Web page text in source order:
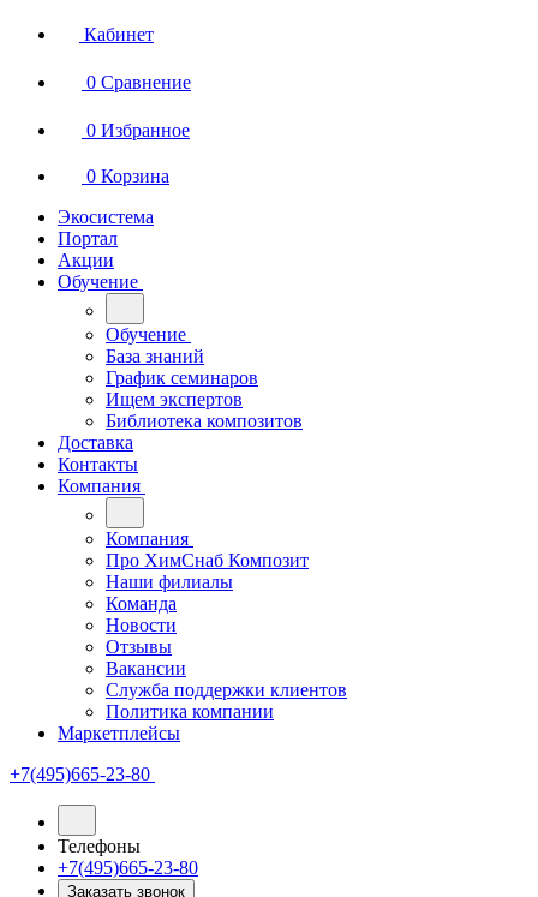
Кабинет
0 Сравнение
0 Избранное
0 Корзина
Экосистема
Портал
Акции
Обучение
Обучение
База знаний
График семинаров
Ищем экспертов
Библиотека композитов
Доставка
Контакты
Компания
Компания
Про ХимСнаб Композит
Наши филиалы
Команда
Новости
Отзывы
Вакансии
Служба поддержки клиентов
Политика компании
Маркетплейсы
+7(495)665-23-80
Телефоны
+7(495)665-23-80
Заказать звонок